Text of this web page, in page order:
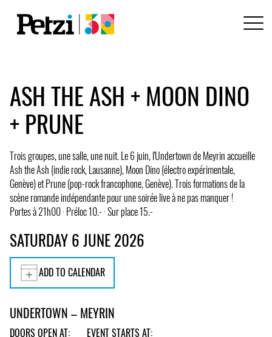
ASH THE ASH + MOON DINO
+ PRUNE
Trois groupes, une salle, une nuit. Le 6 juin, l'Undertown de Meyrin accueille
Ash the Ash (indie rock, Lausanne), Moon Dino (électro expérimentale,
Genève) et Prune (pop-rock francophone, Genève). Trois formations de la
scène romande indépendante pour une soirée live à ne pas manquer !
Portes à 21h00 · Préloc 10.- · Sur place 15.-
SATURDAY 6 JUNE 2026
ADD TO CALENDAR
UNDERTOWN – MEYRIN
DOORS OPEN AT:
EVENT STARTS AT: